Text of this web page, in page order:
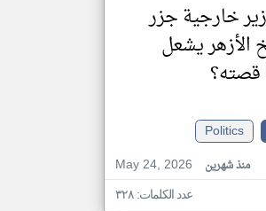
خارجية جزر
الأزهر يشعل
قصته؟
Politics
May 24, 2026
منذ شهرين
عدد الكلمات: ٣٢٨